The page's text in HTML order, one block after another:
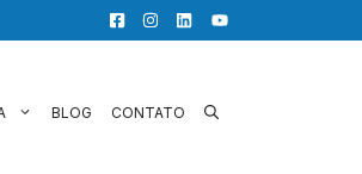
BLOG CONTATO